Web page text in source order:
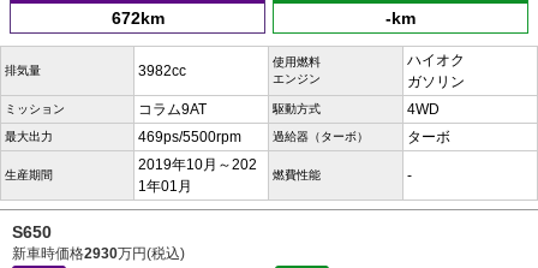
672km -km
排気量 3982cc
使用燃料
エンジン
ハイオク
ガソリン
ミッション コラム9AT 駆動方式 4WD
最大出力 469ps/5500rpm 過給器（ターボ） ターボ
生産期間
2019年10月～202
1年01月
燃費性能 -
S650
新車時価格2930万円(税込)